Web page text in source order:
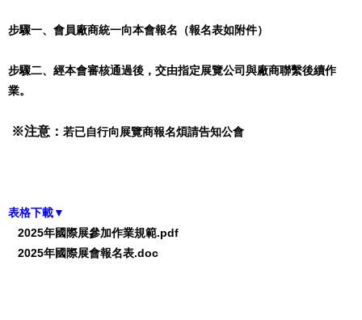
步驟一、會員廠商統一向本會報名（報名表如附件）
步驟二、經本會審核通過後，交由指定展覽公司與廠商聯繫後續作
業。
※注意： 若已自行向展覽商報名煩請告知公會
表格下載▼
2025年國際展參加作業規範.pdf
2025年國際展會報名表.doc